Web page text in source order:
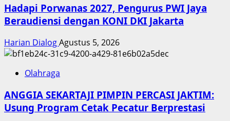
Hadapi Porwanas 2027, Pengurus PWI Jaya
Beraudiensi dengan KONI DKI Jakarta
Harian DialogAgustus 5, 2026
Olahraga
ANGGIA SEKARTAJI PIMPIN PERCASI JAKTIM:
Usung Program Cetak Pecatur Berprestasi